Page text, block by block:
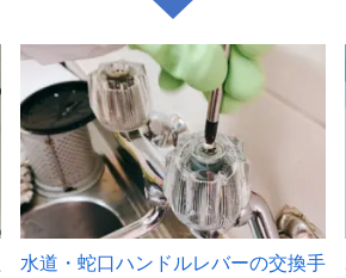
2
水道・蛇口ハンドルレバーの交換手